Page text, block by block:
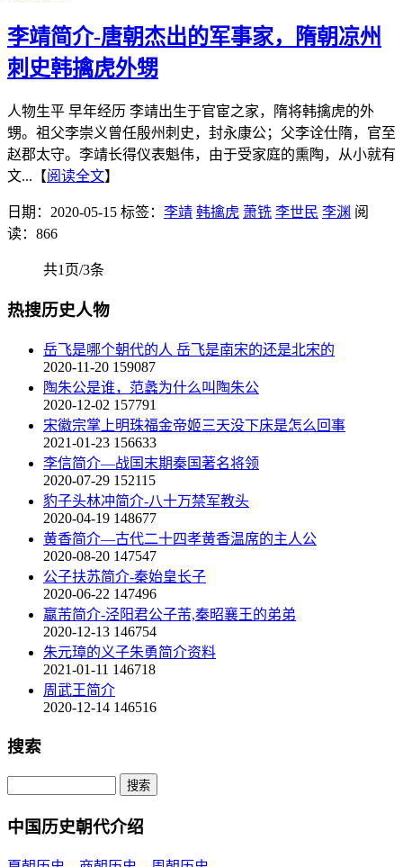
李靖简介-唐朝杰出的军事家，隋朝凉州
刺史韩擒虎外甥
人物生平 早年经历 李靖出生于官宦之家，隋将韩擒虎的外
甥。祖父李崇义曾任殷州刺史，封永康公；父李诠仕隋，官至
赵郡太守。李靖长得仪表魁伟，由于受家庭的熏陶，从小就有
文...【阅读全文】
日期：2020-05-15 标签： 李靖 韩擒虎 萧铣 李世民 李渊 阅
读：866
共1页/3条
热搜历史人物
岳飞是哪个朝代的人 岳飞是南宋的还是北宋的
2020-11-20 159087
陶朱公是谁，范蠡为什么叫陶朱公
2020-12-02 157791
宋徽宗掌上明珠福金帝姬三天没下床是怎么回事
2021-01-23 156633
李信简介—战国末期秦国著名将领
2020-07-29 152115
豹子头林冲简介-八十万禁军教头
2020-04-19 148677
黄香简介—古代二十四孝黄香温席的主人公
2020-08-20 147547
公子扶苏简介-秦始皇长子
2020-06-22 147496
嬴芾简介-泾阳君公子芾,秦昭襄王的弟弟
2020-12-13 146754
朱元璋的义子朱勇简介资料
2021-01-11 146718
周武王简介
2020-12-14 146516
搜索
中国历史朝代介绍